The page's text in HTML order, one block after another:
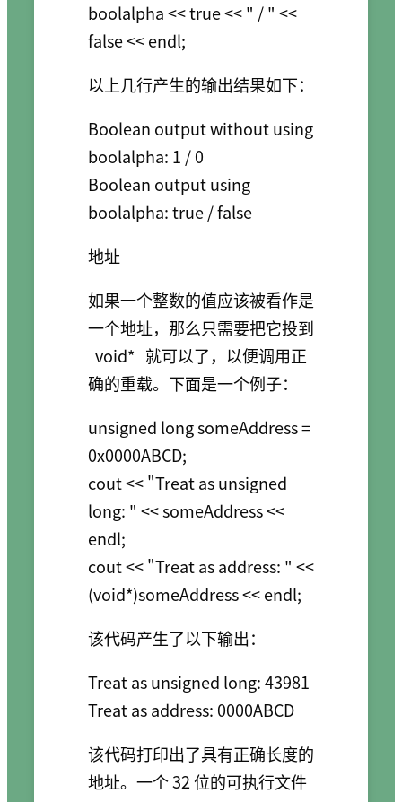
boolalpha << true << " / " <<
false << endl;
以上几行产生的输出结果如下：
Boolean output without using
boolalpha: 1 / 0
Boolean output using
地址
如果一个整数的值应该被看作是
一个地址，那么只需要把它投到
void* 就可以了，以便调用正
确的重载。下面是一个例子：
unsigned long someAddress =
0x0000ABCD;
cout << "Treat as unsigned
long: " << someAddress <<
endl;
cout << "Treat as address: " <<
(void*)someAddress << endl;
该代码产生了以下输出：
Treat as unsigned long: 43981
该代码打印出了具有正确长度的
地址。一个 32 位的可执行文件